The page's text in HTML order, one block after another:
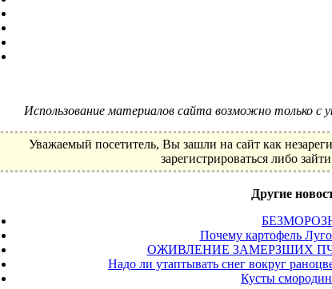
Использование материалов сайта возможно только с
Уважаемый посетитель, Вы зашли на сайт как
зарегистрироваться либо
Другие
Почему картофель
ОЖИВЛЕНИЕ ЗАМЕРЗШИХ ПЧЕЛ
Надо ли утаптывать снег вокруг
Кусты